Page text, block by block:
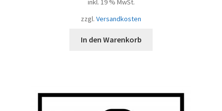
inkl. 19 % MwSt.
zzgl. Versandkosten
In den Warenkorb